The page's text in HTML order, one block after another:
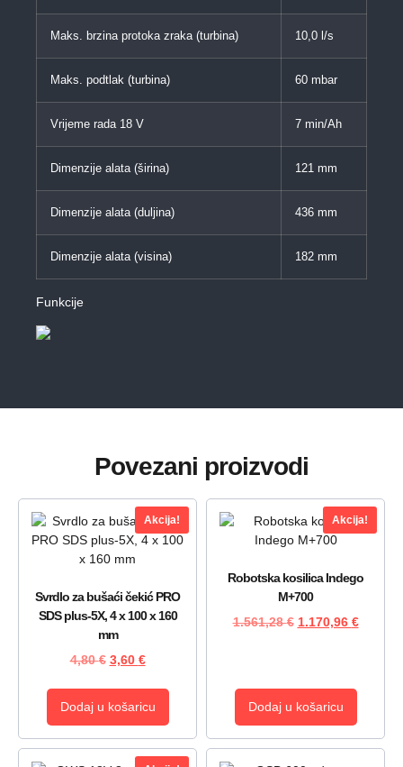
Maks. brzina protoka zraka (turbina) 10,0 l/s
Maks. podtlak (turbina) 60 mbar
Vrijeme rada 18 V 7 min/Ah
Dimenzije alata (širina) 121 mm
Dimenzije alata (duljina) 436 mm
Dimenzije alata (visina) 182 mm
Funkcije
Povezani proizvodi
Akcija!
Svrdlo za bušaći čekić PRO
SDS plus-5X, 4 x 100 x 160
mm
4,80€ 3,60 €
Dodaj u košaricu
Akcija!
Robotska kosilica Indego
M+700
1.561,28€ 1.170,96 €
Dodaj u košaricu